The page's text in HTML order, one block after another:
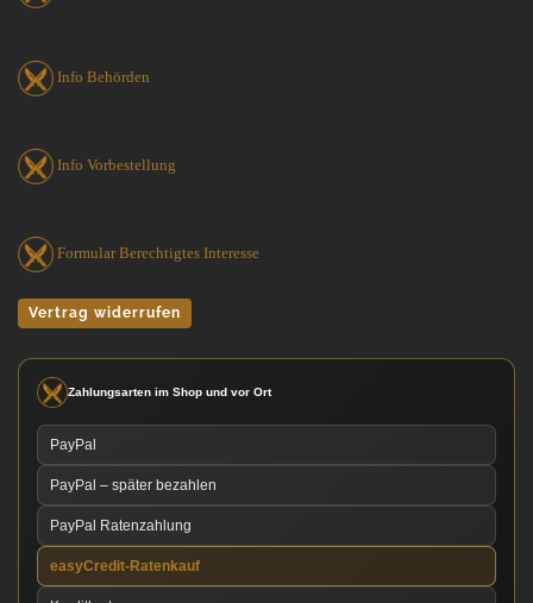
Info Behörden
Info Vorbestellung
Formular Berechtigtes Interesse
Vertrag widerrufen
Zahlungsarten im Shop und vor Ort
PayPal
PayPal – später bezahlen
PayPal Ratenzahlung
easyCredit-Ratenkauf